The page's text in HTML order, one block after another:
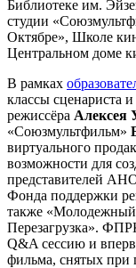
Библиотеке им.
студии
Октябре», Школе
Центральном доме
В рамках
классы сценариста и
режиссёра Алексея
«Союзмультфильм»
виртуального
возможности для
представителей
Фонда поддержки
также «Молодежный
Перезагрузка».
Q&A сессию и
фильма, снятых при